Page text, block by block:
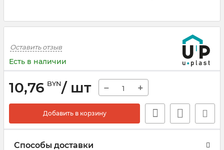
Оставить отзыв
Есть в наличии
10,76 BYN/ шт − +
Добавить в корзину
Способы доставки